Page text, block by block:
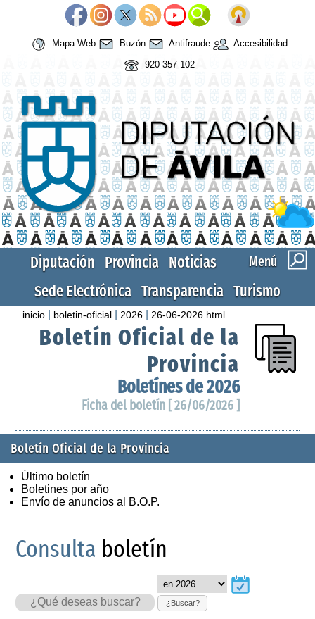
Mapa Web Buzón Antifraude
Accesibilidad
920 357 102
Menú
Diputación Provincia Noticias
Sede Electrónica Transparencia Turismo
inicio boletin-oficial 2026 26-06-2026.html
Boletín Oficial de la
Provincia
Boletínes de 2026
Ficha del boletín [ 26/06/2026 ]
Boletín Oficial de la Provincia
Último boletín
Boletines por año
Envío de anuncios al B.O.P.
Consulta boletín
¿Buscar?